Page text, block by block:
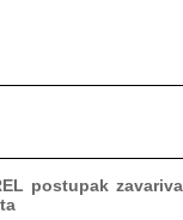
postupak